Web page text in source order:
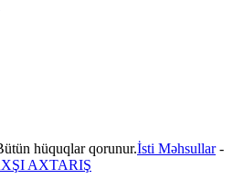
hüquqlar qorunur.İsti Məhsullar-
AXTARIŞ